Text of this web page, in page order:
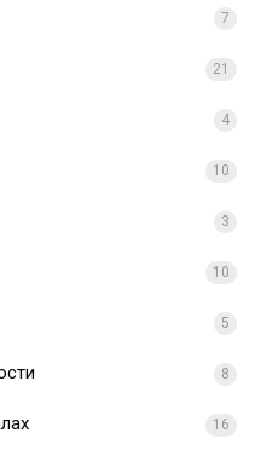
7
21
4
10
3
10
5
8
16